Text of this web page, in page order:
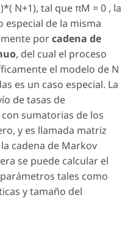
N+1), tal queπM = 0 , la
especial de la misma
porcadena de
, del cual el proceso
el modelo de N
es un caso especial. La
de tasas de
sumatorias de los
y es llamada matriz
cadena de Markov
se puede calcular el
tales como
y tamaño del